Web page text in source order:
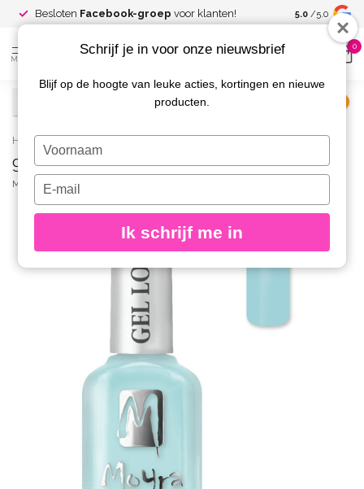
Besloten Facebook-groep voor klanten! Spaar voor
kortingen
5.0 /5.0
MENU
0
Home / 995 Gel Look Nagellak Sherine
995 Gel Look Nagellak Sherine
MOYRA
Schrijf je in voor onze nieuwsbrief
Blijf op de hoogte van leuke acties, kortingen en nieuwe
producten.
Typ
je
naam
Typ
je
e-
in
Ik schrijf me in